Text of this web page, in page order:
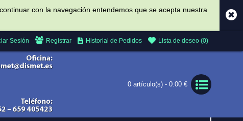
con la navegación entendemos que se acepta nuestra
Sesión Registrar Historial de Pedidos Lista de deseo (0)
0 artículo(s) - 0.00 €